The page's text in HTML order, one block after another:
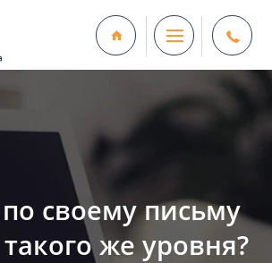
своему письму
же уровня?